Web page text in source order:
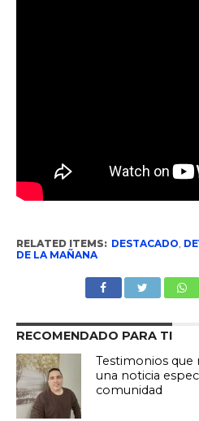
RELATED ITEMS: DESTACADO,
DE LA MAÑANA
RECOMENDADO PARA TI
Testimonios que
una noticia
comunidad